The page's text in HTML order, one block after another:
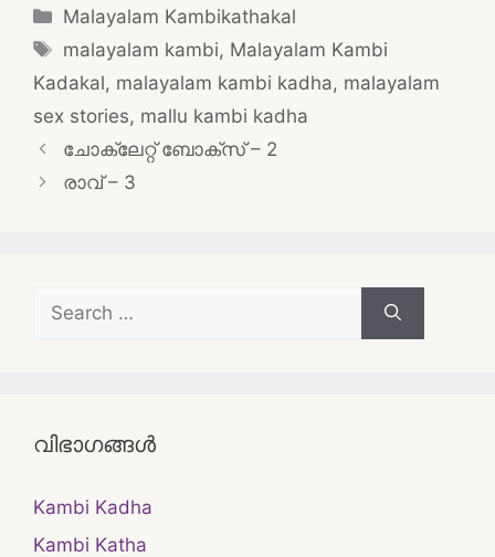
Categories
Malayalam Kambikathakal
Tags
malayalam kambi, Malayalam Kambi
Kadakal, malayalam kambi kadha, malayalam
sex stories, mallu kambi kadha
Post
navigation
ചോക്ലേറ്റ് ബോക്സ് – 2
രാവ് – 3
Search
for:
വിഭാഗങ്ങൾ
Kambi Kadha
Kambi Katha